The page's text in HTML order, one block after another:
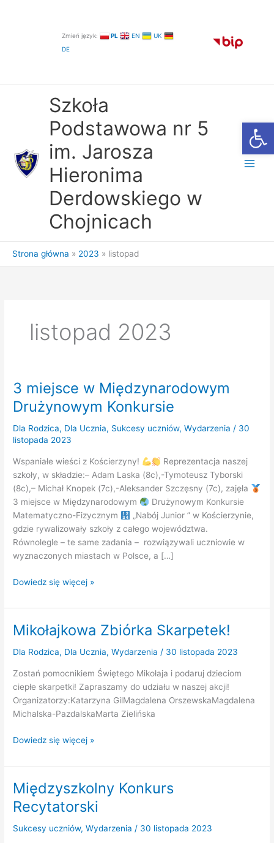
Zmień język: PL EN
UK
DE
Szkoła
Podstawowa nr 5
im. Jarosza
Hieronima
Derdowskiego w
Chojnicach
Strona główna 2023 listopad
listopad 2023
3 miejsce w Międzynarodowym
Drużynowym Konkursie
Dla Rodzica, Dla Ucznia, Sukcesy uczniów,Wydarzenia / 30
listopada 2023
Wspaniałe wieści z Kościerzyny!
Reprezentacja naszej
szkoły, w składzie:– Adam Laska (8c),-Tymoteusz Tyborski
(8c),– Michał Knopek (7c),-Aleksander Szczęsny (7c), zajęła
3 miejsce w Międzynarodowym
Drużynowym Konkursie
Matematyczno-Fizycznym
„Nabój Junior ” w Kościerzynie,
gdzie rywalizowały szkoły z całego województwa.
Równolegle – te same zadania – rozwiązywali uczniowie w
wyznaczonych miastach w Polsce, a […]
3
w
Drużynowym
Konkursie
Dowiedz się więcej »
Mikołajkowa Zbiórka Skarpetek!
Dla Rodzica, Dla Ucznia,Wydarzenia / 30 listopada 2023
Zostań pomocnikiem Świętego Mikołaja i podaruj dzieciom
ciepłe skarpetki! Zapraszamy do udziału w naszej akcji!
Organizatorzy:Katarzyna GilMagdalena OrszewskaMagdalena
Michalska-PazdalskaMarta Zielińska
Mikołajkowa
Skarpetek!
Dowiedz się więcej »
Międzyszkolny Konkurs
Recytatorski
Sukcesy uczniów,Wydarzenia / 30 listopada 2023